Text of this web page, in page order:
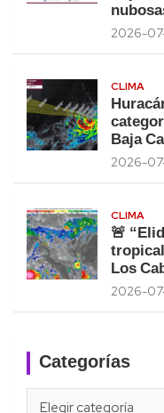
2026-
CLIMA
Baja
2026-
CLIMA
🚨
Los
2026-
Categorías